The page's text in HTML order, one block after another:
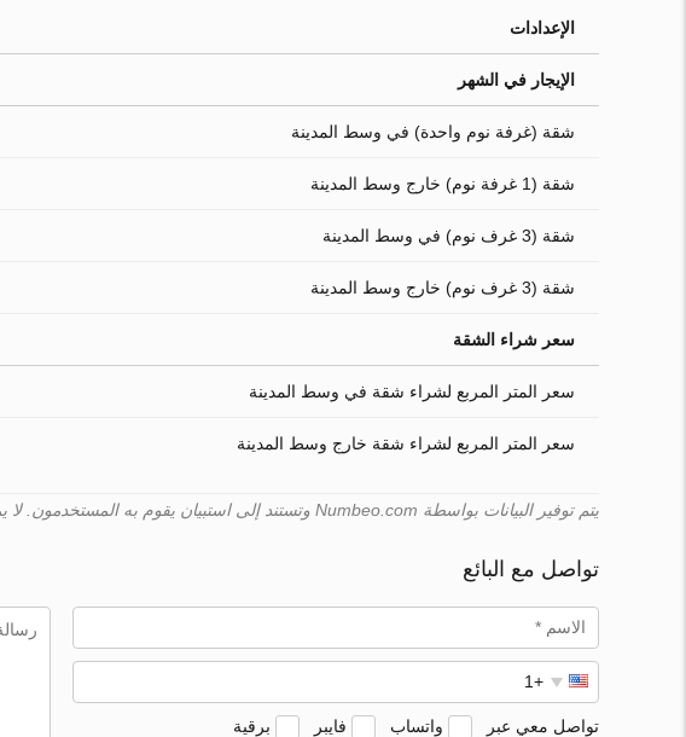
الإعدادات
الإيجار في الشهر
شقة (غرفة نوم واحدة) في وسط المدينة
شقة (1 غرفة نوم) خارج وسط المدينة
شقة (3 غرف نوم) في وسط المدينة
شقة (3 غرف نوم) خارج وسط المدينة
سعر شراء الشقة
سعر المتر المربع لشراء شقة في وسط المدينة
سعر المتر المربع لشراء شقة خارج وسط المدينة
يتم توفير البيانات بواسطة Numbeo.com وتستند إلى استبيان يقوم به المستخدمون. لا يمكن لـ Turk.estate ضمان صحّة هذه البيانات.
تواصل مع البائع
تواصل معي عبر واتساب فايبر برقية